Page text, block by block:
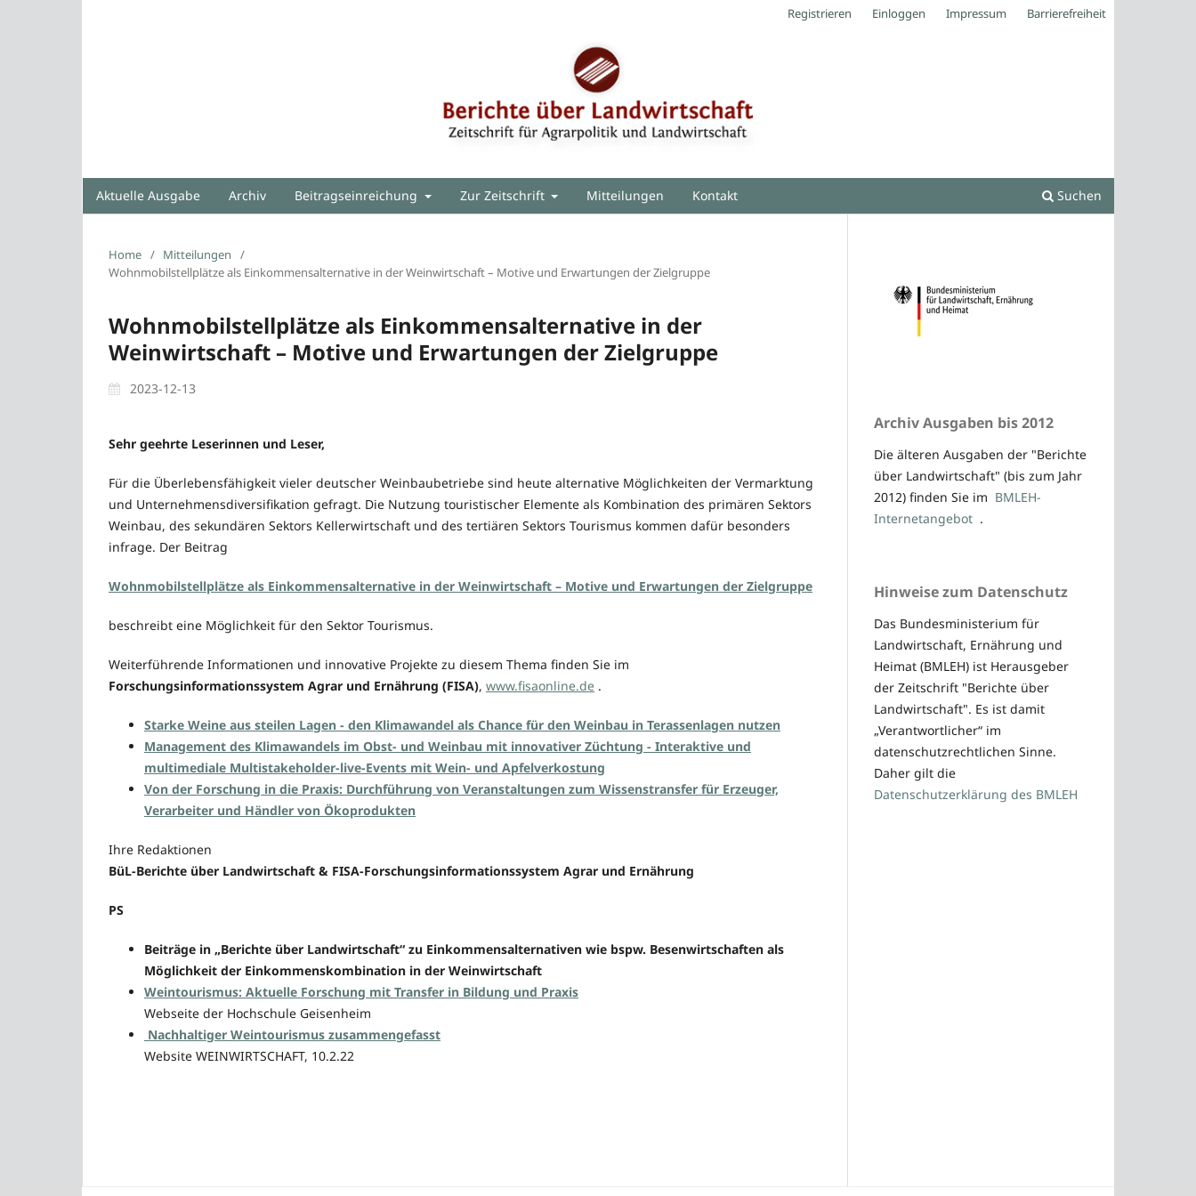
Aktuelle Ausgabe Archiv Beitragseinreichung Zur Zeitschrift Mitteilungen Kontakt Suchen
Registrieren Einloggen Impressum Barrierefreiheit
Home / Mitteilungen
/
Wohnmobilstellplätze als Einkommensalternative in der Weinwirtschaft – Motive und Erwartungen der Zielgruppe
Wohnmobilstellplätze als Einkommensalternative in der
Weinwirtschaft – Motive und Erwartungen der Zielgruppe
2023-12-13
Sehr geehrte Leserinnen und Leser,
Für die Überlebensfähigkeit vieler deutscher Weinbaubetriebe sind heute alternative Möglichkeiten der Vermarktung
und Unternehmensdiversifikation gefragt. Die Nutzung touristischer Elemente als Kombination des primären Sektors
Weinbau, des sekundären Sektors Kellerwirtschaft und des tertiären Sektors Tourismus kommen dafür besonders
infrage. Der Beitrag
Wohnmobilstellplätze als Einkommensalternative in der Weinwirtschaft – Motive und Erwartungen der Zielgruppe
beschreibt eine Möglichkeit für den Sektor Tourismus.
Weiterführende Informationen und innovative Projekte zu diesem Thema finden Sie im
Forschungsinformationssystem Agrar und Ernährung (FISA), www.fisaonline.de .
Starke Weine aus steilen Lagen - den Klimawandel als Chance für den Weinbau in Terassenlagen nutzen
Management des Klimawandels im Obst- und Weinbau mit innovativer Züchtung - Interaktive und
multimediale Multistakeholder-live-Events mit Wein- und Apfelverkostung
Von der Forschung in die Praxis: Durchführung von Veranstaltungen zum Wissenstransfer für Erzeuger,
Verarbeiter und Händler von Ökoprodukten
Ihre Redaktionen
BüL-Berichte über Landwirtschaft & FISA-Forschungsinformationssystem Agrar und Ernährung
PS
Beiträge in „Berichte über Landwirtschaft“ zu Einkommensalternativen wie bspw. Besenwirtschaften als
Möglichkeit der Einkommenskombination in der Weinwirtschaft
Weintourismus: Aktuelle Forschung mit Transfer in Bildung und Praxis
Webseite der Hochschule Geisenheim
Nachhaltiger Weintourismus zusammengefasst
Website WEINWIRTSCHAFT, 10.2.22
Archiv Ausgaben bis 2012
Die älteren Ausgaben der "Berichte
über Landwirtschaft" (bis zum Jahr
2012) finden Sie im BMLEH-
Internetangebot .
Hinweise zum Datenschutz
Das Bundesministerium für
Landwirtschaft, Ernährung und
Heimat (BMLEH) ist Herausgeber
der Zeitschrift "Berichte über
Landwirtschaft". Es ist damit
„Verantwortlicher“ im
datenschutzrechtlichen Sinne.
Daher gilt die
Datenschutzerklärung des BMLEH